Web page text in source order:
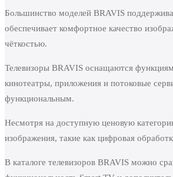
Большинство моделей BRAVIS
обеспечивает комфортное качество
чёткостью.
Телевизоры BRAVIS оснащаются
кинотеатры, приложения и потоковые
функциональным.
Несмотря на доступную ценовую
изображения, такие как цифровая
В каталоге телевизоров BRAVIS можно